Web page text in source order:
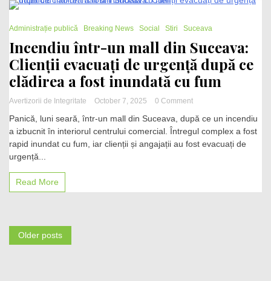
de
cu
pentru
vânzarea
concursurilor
și
mită
Administrație publică
Breaking News Social Stiri Suceava
Incendiu într-un mall din Suceava:
Clienții evacuați de urgență după ce
clădirea a fost inundată cu fum
Avertizorii de Integritate October 7, 2025 0 Commenton
într-
un
mall
Panică, luni seară, într-un mall din Suceava, după ce un incendiu
a izbucnit în interiorul centrului comercial. Întregul complex a fost
rapid inundat cu fum, iar clienții și angajații au fost evacuați de
urgență...
Read More
Posts
Older posts